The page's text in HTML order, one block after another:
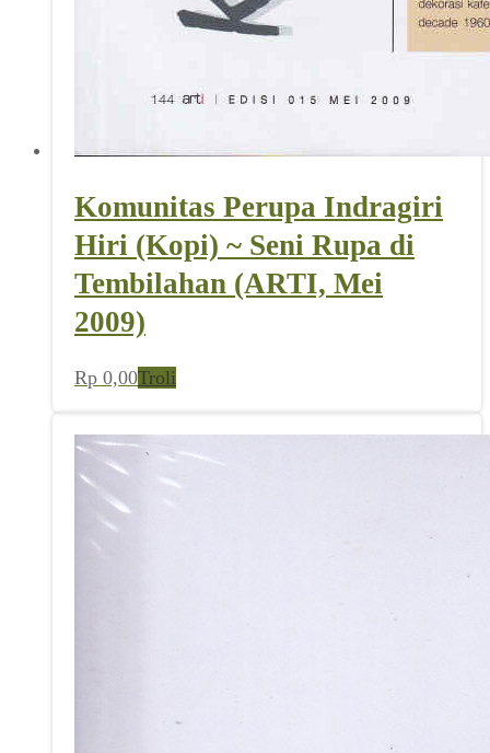
Komunitas Perupa Indragiri
Hiri (Kopi) ~ Seni Rupa di
Tembilahan (ARTI, Mei
2009)
Rp 0,00Troli